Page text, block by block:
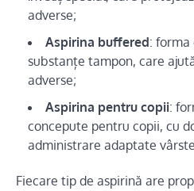
adverse;
Aspirina buffered: forma
substanțe tampon, care
adverse;
Aspirina pentru copii:
concepute pentru copii, cu
administrare adaptate
Fiecare tip de aspirină are